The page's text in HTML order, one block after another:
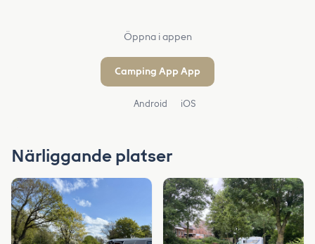
Öppna i appen
Camping App App
Android iOS
Närliggande platser